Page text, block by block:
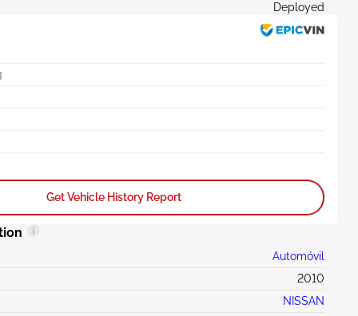
Deployed
Get Vehicle History Report
Automóvil
2010
NISSAN